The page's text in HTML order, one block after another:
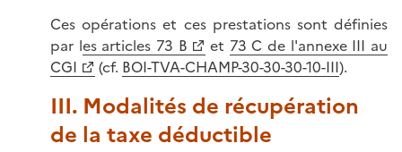
Ces opérations et ces prestations sont définies
par les articles 73 B et 73 C de l'annexe III au
CGI
(cf. BOI-TVA-CHAMP-30-30-30-10-III).
III. Modalités de récupération
de la taxe déductible